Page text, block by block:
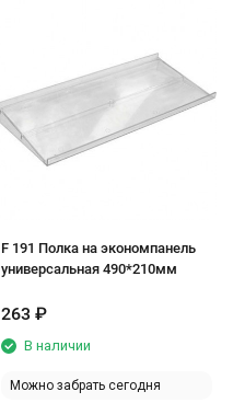
F 191 Полка на экономпанель
универсальная 490*210мм
263 ₽
В наличии
Можно забрать сегодня